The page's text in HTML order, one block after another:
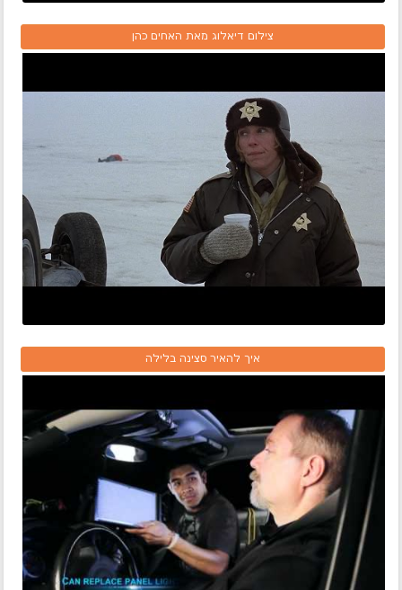
צילום דיאלוג מאת האחים כהן
איך להאיר סצינה בלילה